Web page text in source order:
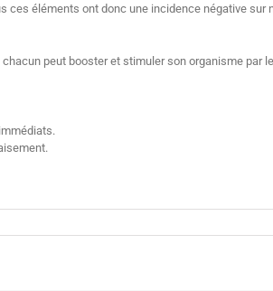
éléments ont donc une incidence négative sur
peut booster et stimuler son organisme par